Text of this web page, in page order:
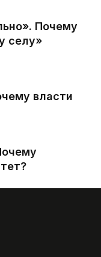
Почему
селу»
власти